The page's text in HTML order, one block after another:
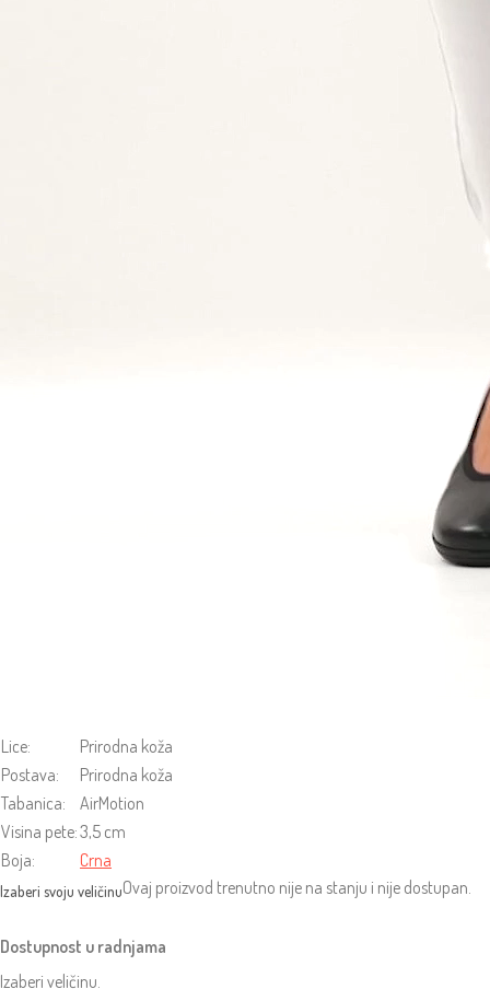
Lice:
Prirodna koža
Postava:
Prirodna koža
Tabanica:
AirMotion
Visina pete:3,5 cm
Boja:
Crna
Ovaj proizvod trenutno nije na stanju i nije dostupan.
Dostupnost u radnjama
Izaberi veličinu.